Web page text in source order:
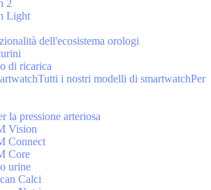
2
Light
dell'ecosistema orologi
di ricarica
Tutti i nostri modelli di smartwatchPer
la pressione arteriosa
Vision
Connect
Core
urine
Calci